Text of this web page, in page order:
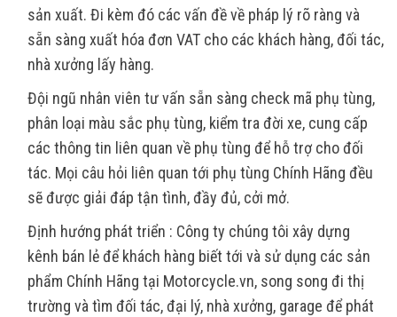
sản xuất. Đi kèm đó các vấn đề về pháp lý rõ ràng và
sẵn sàng xuất hóa đơn VAT cho các khách hàng, đối tác,
nhà xưởng lấy hàng.
Đội ngũ nhân viên tư vấn sẵn sàng check mã phụ tùng,
phân loại màu sắc phụ tùng, kiểm tra đời xe, cung cấp
các thông tin liên quan về phụ tùng để hỗ trợ cho đối
tác. Mọi câu hỏi liên quan tới phụ tùng Chính Hãng đều
sẽ được giải đáp tận tình, đầy đủ, cởi mở.
Định hướng phát triển : Công ty chúng tôi xây dựng
kênh bán lẻ để khách hàng biết tới và sử dụng các sản
phẩm Chính Hãng tại Motorcycle.vn, song song đi thị
trường và tìm đối tác, đại lý, nhà xưởng, garage để phát